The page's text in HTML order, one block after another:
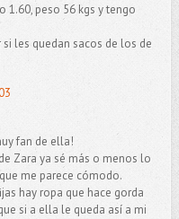
1.60, peso 56 kgs y tengo
les quedan sacos de los de
fan de ella!
Zara ya sé más o menos lo
me parece cómodo.
hay ropa que hace gorda
si a ella le queda así a mi